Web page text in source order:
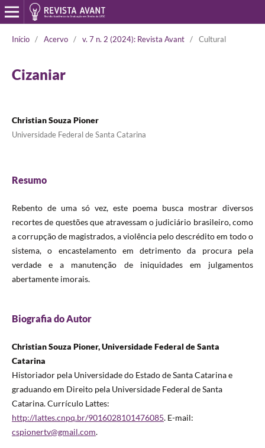
Início / Acervo / v. 7 n. 2 (2024): Revista Avant / Cultural
Cizaniar
Christian Souza Pioner
Universidade Federal de Santa Catarina
Resumo
Rebento de uma só vez, este poema busca mostrar diversos
recortes de questões que atravessam o judiciário brasileiro, como
a corrupção de magistrados, a violência pelo descrédito em todo o
sistema, o encastelamento em detrimento da procura pela
verdade e a manutenção de iniquidades em julgamentos
abertamente imorais.
Biografia do Autor
Christian Souza Pioner, Universidade Federal de Santa
Catarina
Historiador pela Universidade do Estado de Santa Catarina e
graduando em Direito pela Universidade Federal de Santa
Catarina. Currículo Lattes:
http://lattes.cnpq.br/9016028101476085. E-mail:
cspionertv@gmail.com.